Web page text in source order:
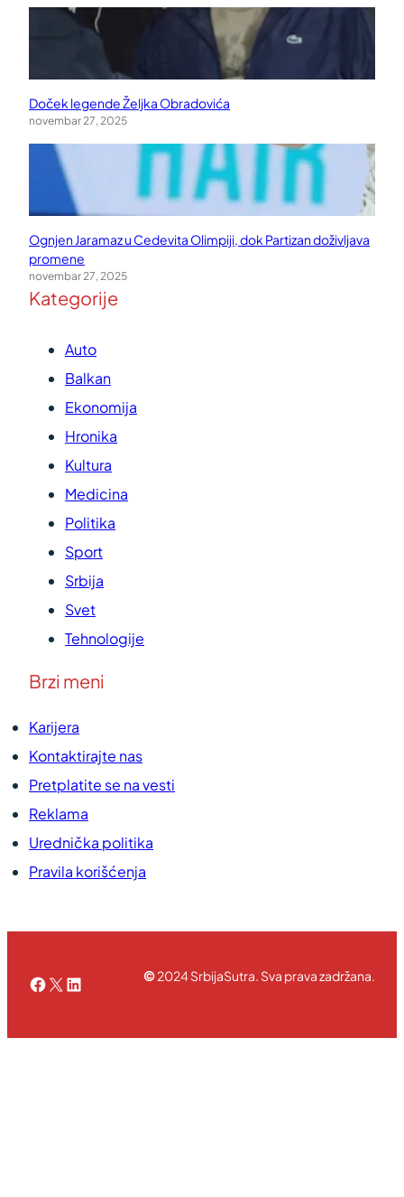
Doček legende Željka Obradovića
novembar 27, 2025
Ognjen Jaramaz u Cedevita Olimpiji, dok Partizan doživljava
promene
novembar 27, 2025
Kategorije
Auto
Balkan
Ekonomija
Hronika
Kultura
Medicina
Politika
Sport
Srbija
Svet
Tehnologije
Brzi meni
Karijera
Kontaktirajte nas
Pretplatite se na vesti
Reklama
Urednička politika
Pravila korišćenja
Facebook
X LinkedIn©2024 SrbijaSutra. Sva prava zadržana.